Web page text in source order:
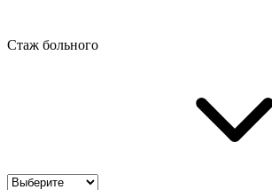
Стаж больного